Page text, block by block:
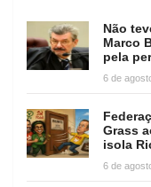
Não
Marco
pela
6 de
Grass
isola
6 de